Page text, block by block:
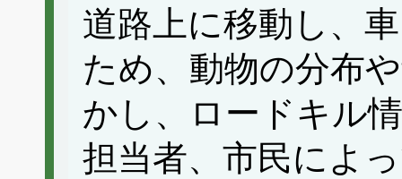
道路上に移動し、
ため、動物の分布
かし、ロードキル
担当者、市民によ